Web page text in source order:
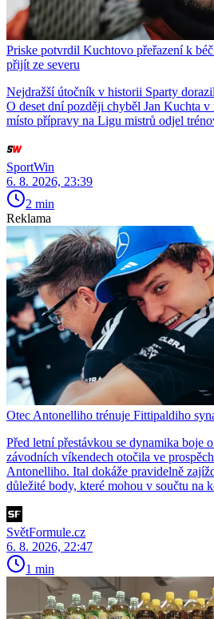
Priske potvrdil Kuchtovo přeřazení k
přijít ze severu
Nejdražší útočník v historii Sparty
O deset dní později chyběl Jan Kuchta
místo přípravy na Ligu mistrů odjel
SportWin
6. 8. 2026, 23:39
2 min
Reklama
Otec Antonelliho trénuje Fittipaldiho
Před letní přestávkou se dynamika boje
závodních víkendech otočila ve
Antonelliho. Ital dokáže pravidelně
důležité body, které mohou v součtu na
SvětFormule.cz
6. 8. 2026, 22:47
1 min